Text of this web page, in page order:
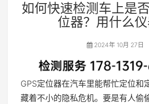
如何快速检测车上是
位器？用什么仪
2024年 10月 27日
GPS定位器在汽车里能帮忙定位和
藏着不小的隐私危机。要是有人偷